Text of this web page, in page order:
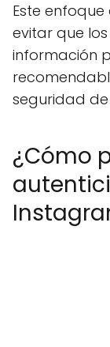
Este
evitar que
información
seguridad
¿Cómo